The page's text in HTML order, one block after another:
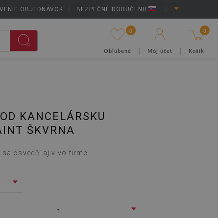
OBJEDNÁVOK BEZPEČNÉ DORUČENIE
0
Obľúbené Môj účet
0
Košík
KANCELÁRSKU
ŠKVRNA
osvedčí aj v vo firme.
1